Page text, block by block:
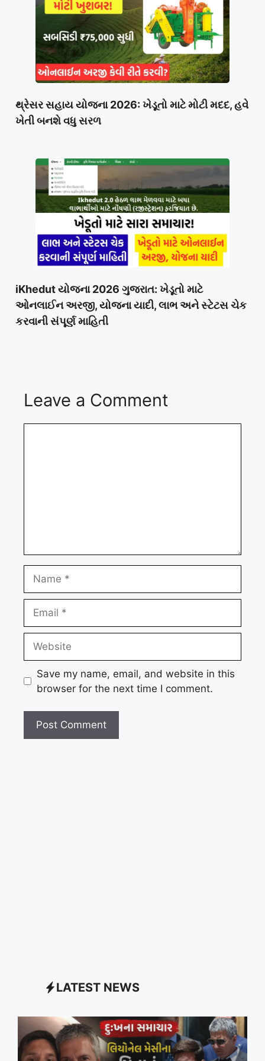
થ્રેસર સહાય યોજના 2026: ખેડૂતો માટે મોટી મદદ, હવે
ખેતી બનશે વધુ સરળ
iKhedut યોજના 2026 ગુજરાત: ખેડૂતો માટે
ઓનલાઈન અરજી, યોજના યાદી, લાભ અને સ્ટેટસ ચેક
કરવાની સંપૂર્ણ માહિતી
Leave a Comment
Save my name, email, and website in this
browser for the next time I comment.
LATEST NEWS